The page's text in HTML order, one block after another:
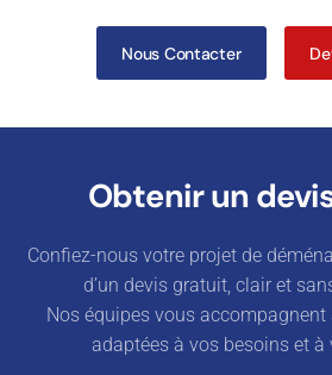
Nous Contacter
Obtenir un
Confiez-nous votre projet de
d’un devis gratuit, clair et
Nos équipes vous
adaptées à vos besoins et à